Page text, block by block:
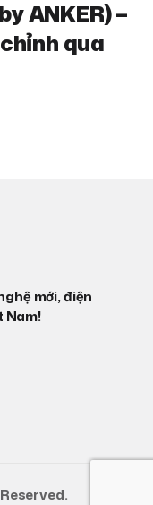
ANKER) –
qua
mới, điện
Nam!